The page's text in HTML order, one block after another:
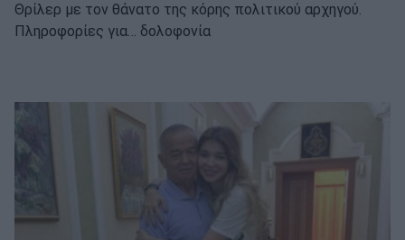
Θρίλερ με τον θάνατο της κόρης πολιτικού αρχηγού.
Πληροφορίες για… δολοφονία